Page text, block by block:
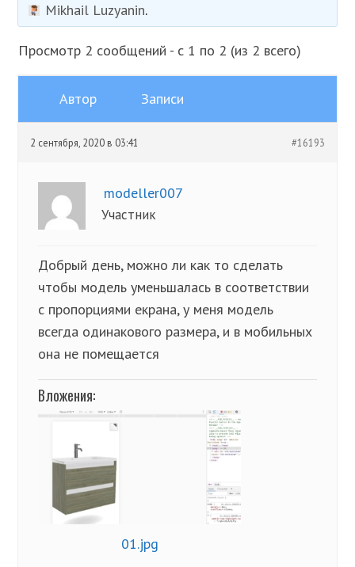
Mikhail Luzyanin.
Просмотр 2 сообщений - с 1 по 2 (из 2 всего)
Автор Записи
2 сентября, 2020 в 03:41 #16193
modeller007
Участник
Добрый день, можно ли как то сделать
чтобы модель уменьшалась в соответствии
с пропорциями екрана, у меня модель
всегда одинакового размера, и в мобильных
она не помещается
Вложения:
01.jpg